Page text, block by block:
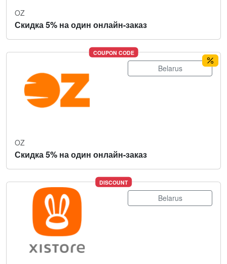
OZ
Скидка 5% на один онлайн-заказ
COUPON CODE
Belarus
OZ
Скидка 5% на один онлайн-заказ
DISCOUNT
Belarus